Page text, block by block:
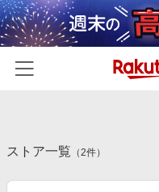
カテゴリー一覧
百貨店・総合ECモール
ストア一覧 （2件）